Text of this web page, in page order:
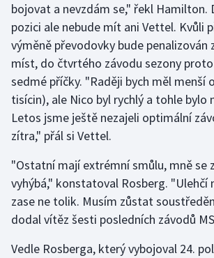
Judo
Krasobruslení
Lezení
Lyže a snowboard
Moderní pětiboj
Motorsport
Olympijské hry
Parasport
bojovat a nevzdám se," řekl Hamilton.
pozici ale nebude mít ani Vettel. Kvůli
výměně převodovky bude
míst, do čtvrtého závodu sezony
sedmé příčky. "Raději bych měl menší
tisícin), ale Nico byl rychlý a tohle bylo
Letos jsme ještě nezajeli optimální
zítra," přál si Vettel.
"Ostatní mají extrémní smůlu, mně se
vyhýbá," konstatoval Rosberg. "Ulehčí
zase ne tolik. Musím zůstat
dodal vítěz šesti posledních závodů
Vedle Rosberga, který vybojoval 24.